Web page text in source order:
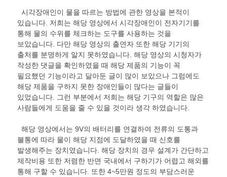
시각장애인이 물을 따르는 방법에 관한 영상을 본적이
있습니다. 저희는 해당 영상에서 시각장애인이 전자기기를
통해 물의 수위를 체크하는 도구를 사용하는 것을
보았습니다. 다만 해당 영상의 출연자 또한 해당 기기의
출처를 분명하게 알지 못하였습니다. 해당 영상의 시청자가
작성한 댓글을 확인하였을 때 해당 제품의 기능이 꼭
필요했던 기능이라고 달아둔 글이 많이 보았으나 그럼에도
해당 제품을 구하지 못한 장애인들이 많다는 글들이
있었습니다. 그런 부분에서 저희는 해당 기구의 역할은 많은
사람들에게 도움을 줄 수 있을 것이라 생각 하였습니다.
해당 영상에서는 9V의 배터리를 연결하여 전류의 도통과
불통에 따라 물이 해당 지점에 도달하였을 때 신호를
발생해주는 장치였습니다. 해당 장치의 경우 설계가 간단하고
제작비용 또한 저렴한 반면 국내에서 구하기가 어렵고 해외를
통해 구할 수 있습니다. 또한 4~5만원 정도의 부담스러운